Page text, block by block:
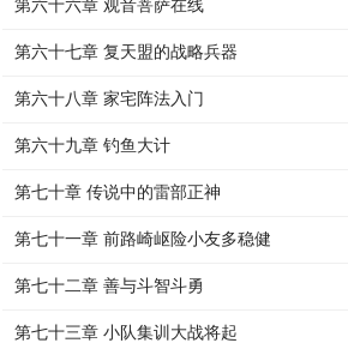
第六十六章 观音菩萨在线
第六十七章 复天盟的战略兵器
第六十八章 家宅阵法入门
第六十九章 钓鱼大计
第七十章 传说中的雷部正神
第七十一章 前路崎岖险小友多稳健
第七十二章 善与斗智斗勇
第七十三章 小队集训大战将起